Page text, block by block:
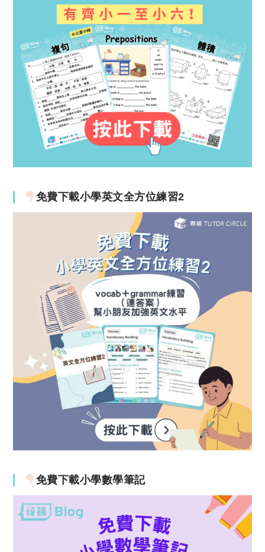
免費下載小學英文全方位練習2
免費下載小學數學筆記